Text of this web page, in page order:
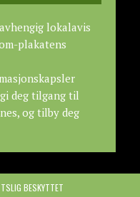
lokalavis
plakatens
deg tilgang til
og tilby deg
BESKYTTET